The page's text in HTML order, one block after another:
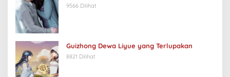
9566 Dilihat
Guizhong Dewa Liyue yang Terlupakan
8821 Dilihat